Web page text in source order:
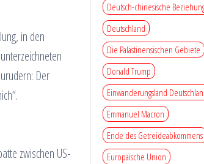
in den
Der
zwischen US-
Deutsch-chinesische
Deutschland
Die Palästinensischen Gebiete
Donald Trump
Einwanderungsland
Emmanuel Macron
Ende des Getreideabkommens
Europäische Union